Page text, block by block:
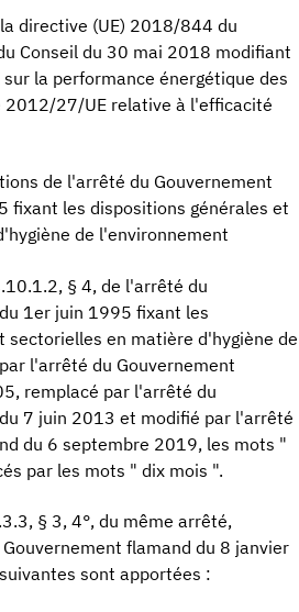
directive (UE) 2018/844 du
Conseil du 30 mai 2018 modifiant
la performance énergétique des
27/UE relative à l'efficacité
de l'arrêté du Gouvernement
fixant les dispositions générales et
de l'environnement
§ 4, de l'arrêté du
1er juin 1995 fixant les
sectorielles en matière d'hygiène de
l'arrêté du Gouvernement
remplacé par l'arrêté du
7 juin 2013 et modifié par l'arrêté
du 6 septembre 2019, les mots "
par les mots " dix mois ".
§ 3, 4°, du même arrêté,
flamand du 8 janvier
sont apportées :